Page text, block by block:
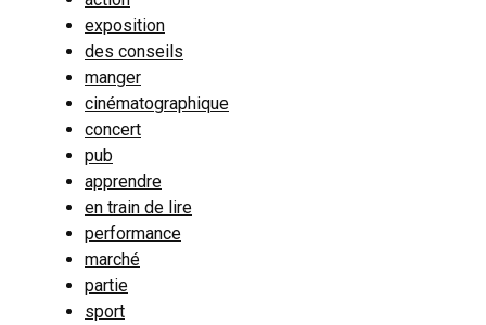
exposition
des conseils
manger
cinématographique
concert
pub
apprendre
en train de lire
performance
marché
partie
sport